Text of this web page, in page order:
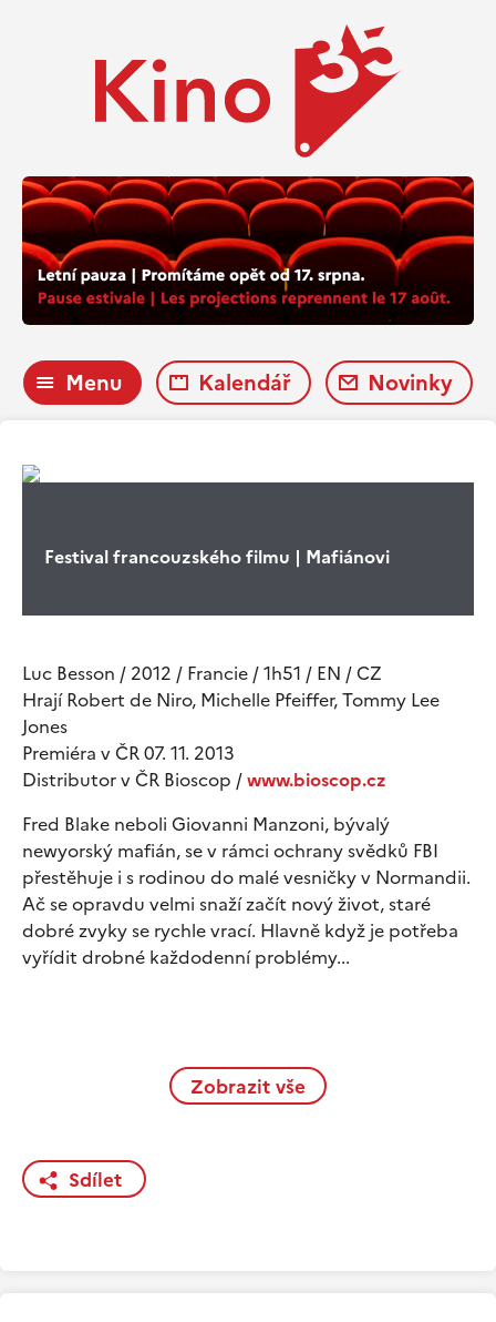
Menu Kalendář Novinky
Festival francouzského filmu | Mafiánovi
Luc Besson / 2012 / Francie / 1h51 / EN / CZ
Hrají Robert de Niro, Michelle Pfeiffer, Tommy Lee
Jones
Premiéra v ČR 07. 11. 2013
Distributor v ČR Bioscop /www.bioscop.cz
Fred Blake neboli Giovanni Manzoni, bývalý
newyorský mafián, se v rámci ochrany svědků FBI
přestěhuje i s rodinou do malé vesničky v Normandii.
Ač se opravdu velmi snaží začít nový život, staré
dobré zvyky se rychle vrací. Hlavně když je potřeba
vyřídit drobné každodenní problémy...
Zobrazit vše
Sdílet